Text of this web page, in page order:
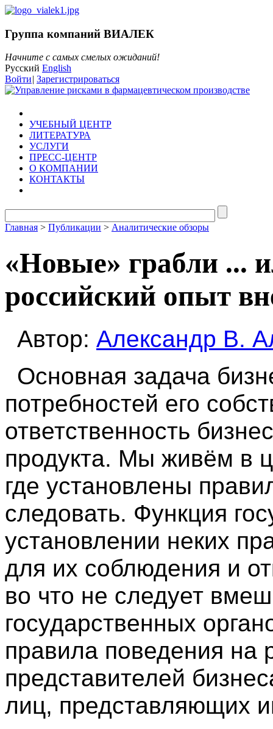
Группа компаний ВИАЛЕК
Начните с самых смелых ожиданий!
Русский English
Войти| Зарегистрироваться
УЧЕБНЫЙ ЦЕНТР
ЛИТЕРАТУРА
УСЛУГИ
ПРЕСС-ЦЕНТР
О КОМПАНИИ
КОНТАКТЫ
Главная > Публикации > Аналитические обзоры
«Новые» грабли ...
российский опыт
Автор: Александр В.
Основная задача
потребностей его
ответственность
продукта. Мы живём в
где установлены
следовать. Функция
установлении неких
для их соблюдения и
во что не следует
государственных
правила поведения на
представителей
лиц, представляющих